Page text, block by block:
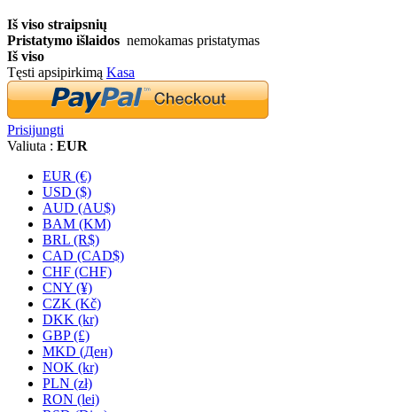
Iš viso straipsnių
Pristatymo išlaidos nemokamas pristatymas
Iš viso
Tęsti apsipirkimą Kasa
Prisijungti
Valiuta : EUR
EUR (€)
USD ($)
AUD (AU$)
BAM (KM)
BRL (R$)
CAD (CAD$)
CHF (CHF)
CNY (¥)
CZK (Kč)
DKK (kr)
GBP (£)
MKD (Ден)
NOK (kr)
PLN (zł)
RON (lei)